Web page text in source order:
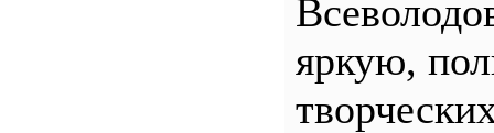
яркую,